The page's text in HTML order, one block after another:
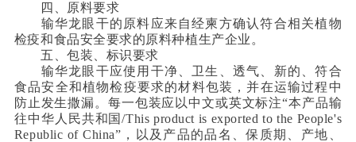
四、原料要求
输华龙眼干的原料应来自经柬方确认符合相关植物
检疫和食品安全要求的原料种植生产企业。
五、包装、标识要求
输华龙眼干应使用干净、卫生、透气、新的、符合
食品安全和植物检疫要求的材料包装，并在运输过程中
防止发生撒漏。每一包装应以中文或英文标注“本产品输
往中华人民共和国/This product is exported to the People's
Republic of China”，以及产品的品名、保质期、产地、